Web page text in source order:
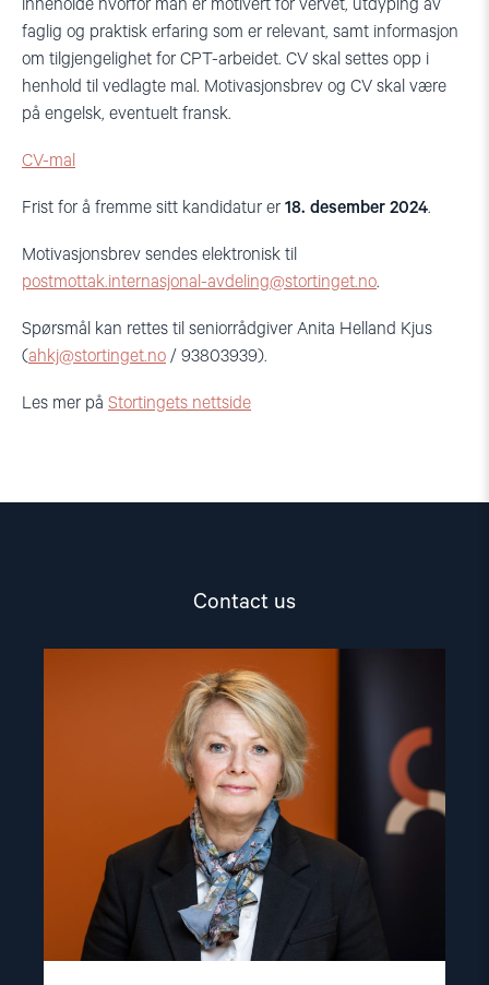
inneholde hvorfor man er motivert for vervet, utdyping av
faglig og praktisk erfaring som er relevant, samt informasjon
om tilgjengelighet for CPT-arbeidet. CV skal settes opp i
henhold til vedlagte mal. Motivasjonsbrev og CV skal være
på engelsk, eventuelt fransk.
CV-mal
Frist for å fremme sitt kandidatur er 18. desember 2024.
Motivasjonsbrev sendes elektronisk til
postmottak.internasjonal-avdeling@stortinget.no.
Spørsmål kan rettes til seniorrådgiver Anita Helland Kjus
(ahkj@stortinget.no / 93803939).
Les mer på Stortingets nettside
Contact us
article
"Berit
Lindeman"